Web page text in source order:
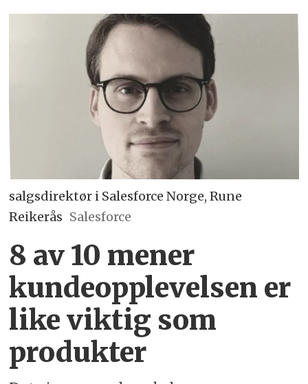
salgsdirektør i Salesforce Norge, Rune
Reikerås Salesforce
8 av 10 mener
kundeopplevelsen er
like viktig som
produkter